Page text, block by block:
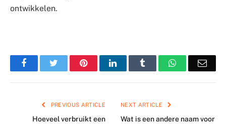
ontwikkelen.
FacebookTwitter PinterestLinkedIn Tumblr WhatsApp
PREVIOUS ARTICLE
Hoeveel verbruikt een
NEXT ARTICLE
Wat is een andere naam voor